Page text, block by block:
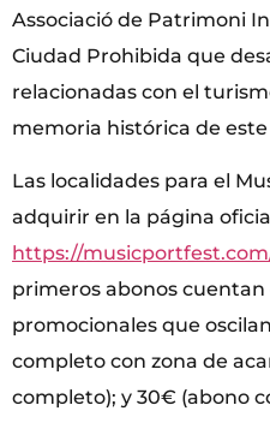
Associació de Patrimoni
Ciudad Prohibida que
relacionadas con el
memoria histórica de
Las localidades para el
adquirir en la página
https://
primeros abonos cuentan
promocionales que
completo con zona de
completo); y 30€ (abono